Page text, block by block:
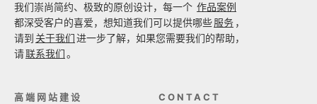
我们崇尚简约、极致的原创设计，每一个 作品案例
都深受客户的喜爱，想知道我们可以提供哪些服务 ，
请到 关于我们进一步了解，如果您需要我们的帮助，
请联系我们。
高端网站建设 CONTACT